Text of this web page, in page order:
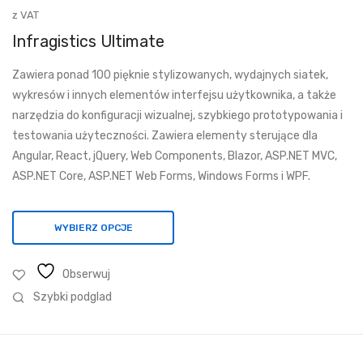
025,48 zł
do
29
310,29 zł
z VAT
Infragistics Ultimate
Zawiera ponad 100 pięknie stylizowanych, wydajnych siatek,
wykresów i innych elementów interfejsu użytkownika, a także
narzędzia do konfiguracji wizualnej, szybkiego prototypowania i
testowania użyteczności. Zawiera elementy sterujące dla
Angular, React, jQuery, Web Components, Blazor, ASP.NET MVC,
ASP.NET Core, ASP.NET Web Forms, Windows Forms i WPF.
WYBIERZ OPCJE
Obserwuj
Szybki podglad